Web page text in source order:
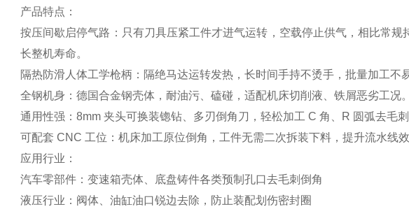
产品特点：
按压间歇启停气路：只有刀具压紧工件才进气运转，空载停止供气，相比常
长整机寿命。
隔热防滑人体工学枪柄：隔绝马达运转发热，长时间手持不烫手，批量加工不
全钢机身：德国合金钢壳体，耐油污、磕碰，适配机床切削液、铁屑恶劣工况。
通用性强：8mm 夹头可换装锪钻、多刃倒角刀，轻松加工 C 角、R 圆弧去毛刺
可配套 CNC 工位：机床加工原位倒角，工件无需二次拆装下料，提升流水线
应用行业：
汽车零部件：变速箱壳体、底盘铸件各类预制孔口去毛刺倒角
液压行业：阀体、油缸油口锐边去除，防止装配划伤密封圈